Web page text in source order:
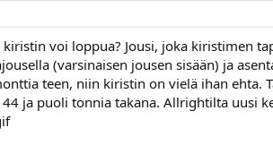
voi loppua? Jousi, joka kiristimen
(varsinaisen jousen sisään) ja
teen, niin kiristin on vielä ihan ehta.
ja puoli tonnia takana. Allrightilta uusi